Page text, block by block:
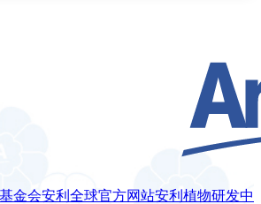
金会安利全球官方网站安利植物研发中